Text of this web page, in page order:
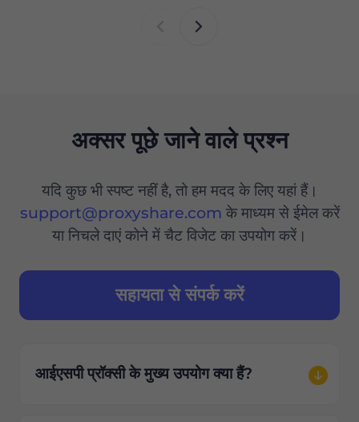
अक्सर पूछे जाने वाले प्रश्न
यदि कुछ भी स्पष्ट नहीं है, तो हम मदद के लिए यहां हैं।
support@proxyshare.com के माध्यम से ईमेल करें
या निचले दाएं कोने में चैट विजेट का उपयोग करें।
सहायता से संपर्क करें
आईएसपी प्रॉक्सी के मुख्य उपयोग क्या हैं?